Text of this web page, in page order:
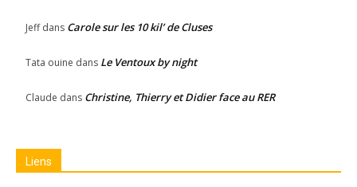
Jeffdans Carole sur les 10 kil’ de Cluses
Tata ouine dans Le Ventoux by night
Claude dans Christine, Thierry et Didier face au RER
Liens